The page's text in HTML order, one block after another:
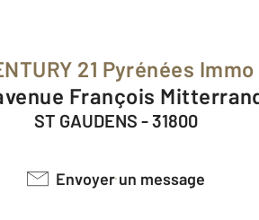
21 Pyrénées Immo
avenue François
ST GAUDENS - 31800
Envoyer un message